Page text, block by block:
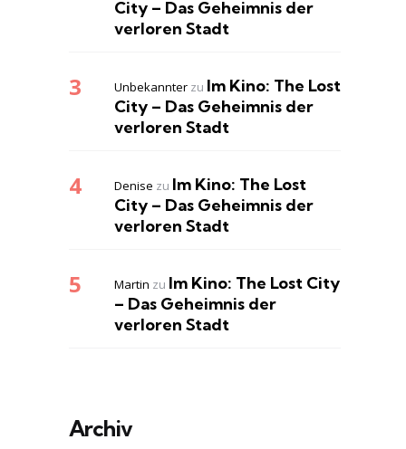
City – Das Geheimnis der
verloren Stadt
Unbekannter zu Im Kino: The Lost
City – Das Geheimnis der
verloren Stadt
Denise zu Im Kino: The Lost
City – Das Geheimnis der
verloren Stadt
Martin zu Im Kino: The Lost City
– Das Geheimnis der
verloren Stadt
Archiv